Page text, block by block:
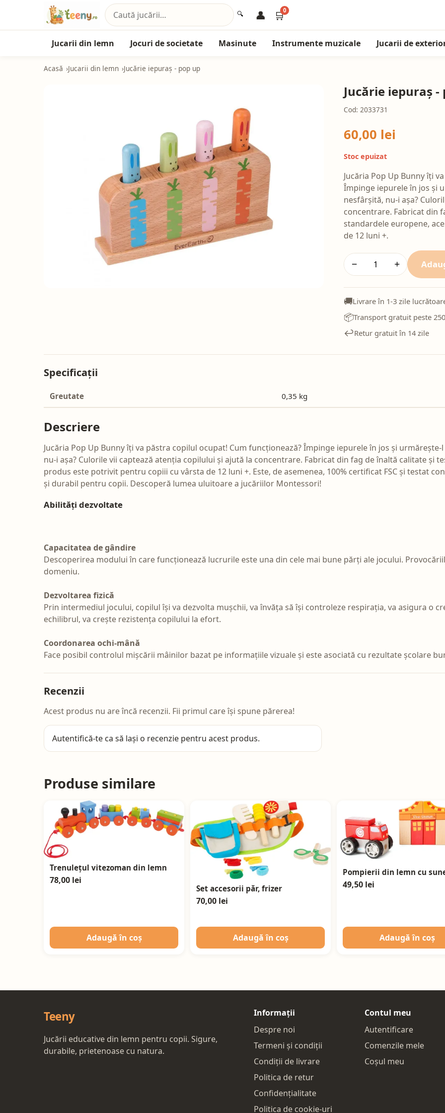
🔍 👤 🛒0
Jucarii din lemn Jocuri de societate Masinute Instrumente muzicale Jucarii de
Acasă Jucarii din lemn Jucărie iepuraș - pop up
Jucărie iepuraș -
Cod: 2033731
60,00 lei
Stoc epuizat
Jucăria Pop Up Bunny îți
Împinge iepurele în jos și
nesfârșită, nu-i așa?
concentrare. Fabricat din
standardele europene,
de 12 luni +.
− +
🚚Livrare în 1-3 zile
📦Transport gratuit peste
↩️Retur gratuit în 14 zile
Specificații
Greutate 0,35 kg
Descriere
Jucăria Pop Up Bunny îți va păstra copilul ocupat! Cum funcționează? Împinge iepurele în jos și
nu-i așa? Culorile vii captează atenția copilului și ajută la concentrare. Fabricat din fag de înaltă calitate și
produs este potrivit pentru copiii cu vârsta de 12 luni +. Este, de asemenea, 100% certificat FSC și testat
și durabil pentru copii. Descoperă lumea uluitoare a jucăriilor Montessori!
Abilități dezvoltate
Capacitatea de gândire
Descoperirea modului în care funcționează lucrurile este una din cele mai bune părți ale jocului.
domeniu.
Dezvoltarea fizică
Prin intermediul jocului, copilul își va dezvolta mușchii, va învăța să își controleze respirația, va asigura o
echilibrul, va crește rezistența copilului la efort.
Coordonarea ochi-mână
Face posibil controlul mișcării mâinilor bazat pe informațiile vizuale și este asociată cu rezultate școlare
Recenzii
Acest produs nu are încă recenzii. Fii primul care își spune părerea!
Autentifică-te ca să lași o recenzie pentru acest produs.
Produse similare
Trenulețul vitezoman din lemn
78,00 lei
Adaugă în coș
Set accesorii păr, frizer
70,00 lei
Adaugă în coș
Pompierii din lemn cu
49,50 lei
Adaugă în coș
Teeny
Jucării educative din lemn pentru copii. Sigure,
durabile, prietenoase cu natura.
Informații
Despre noi
Termeni și condiții
Condiții de livrare
Politica de retur
Confidențialitate
Politica de cookie-uri
Contul meu
Autentificare
Comenzile mele
Coșul meu